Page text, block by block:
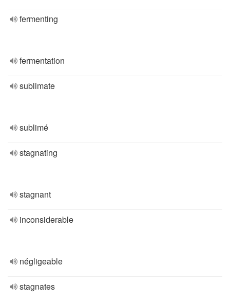
fermenting
fermentation
sublimate
sublimé
stagnating
stagnant
inconsiderable
négligeable
stagnates